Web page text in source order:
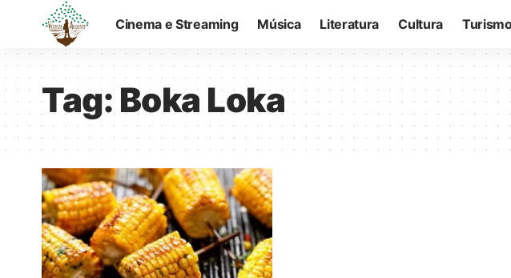
Cinema e Streaming Música Literatura Cultura
Tag:Boka Loka